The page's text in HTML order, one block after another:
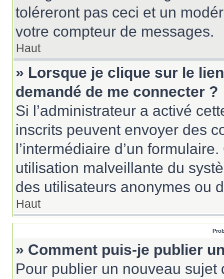
toléreront pas ceci et un
votre compteur de messages.
Haut
» Lorsque je clique sur le
demandé de me connecter ?
Si l’administrateur a activé
inscrits peuvent envoyer des
l’intermédiaire d’un
utilisation malveillante du
des utilisateurs anonymes ou
Haut
» Comment puis-je publier
Pour publier un nouveau